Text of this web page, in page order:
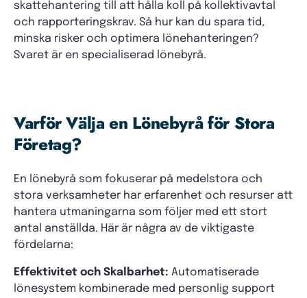
skattehantering till att hålla koll på kollektivavtal
och rapporteringskrav. Så hur kan du spara tid,
minska risker och optimera lönehanteringen?
Svaret är en specialiserad lönebyrå.
Varför Välja en Lönebyrå för Stora
Företag?
En lönebyrå som fokuserar på medelstora och
stora verksamheter har erfarenhet och resurser att
hantera utmaningarna som följer med ett stort
antal anställda. Här är några av de viktigaste
fördelarna:
Effektivitet och Skalbarhet: Automatiserade
lönesystem kombinerade med personlig support